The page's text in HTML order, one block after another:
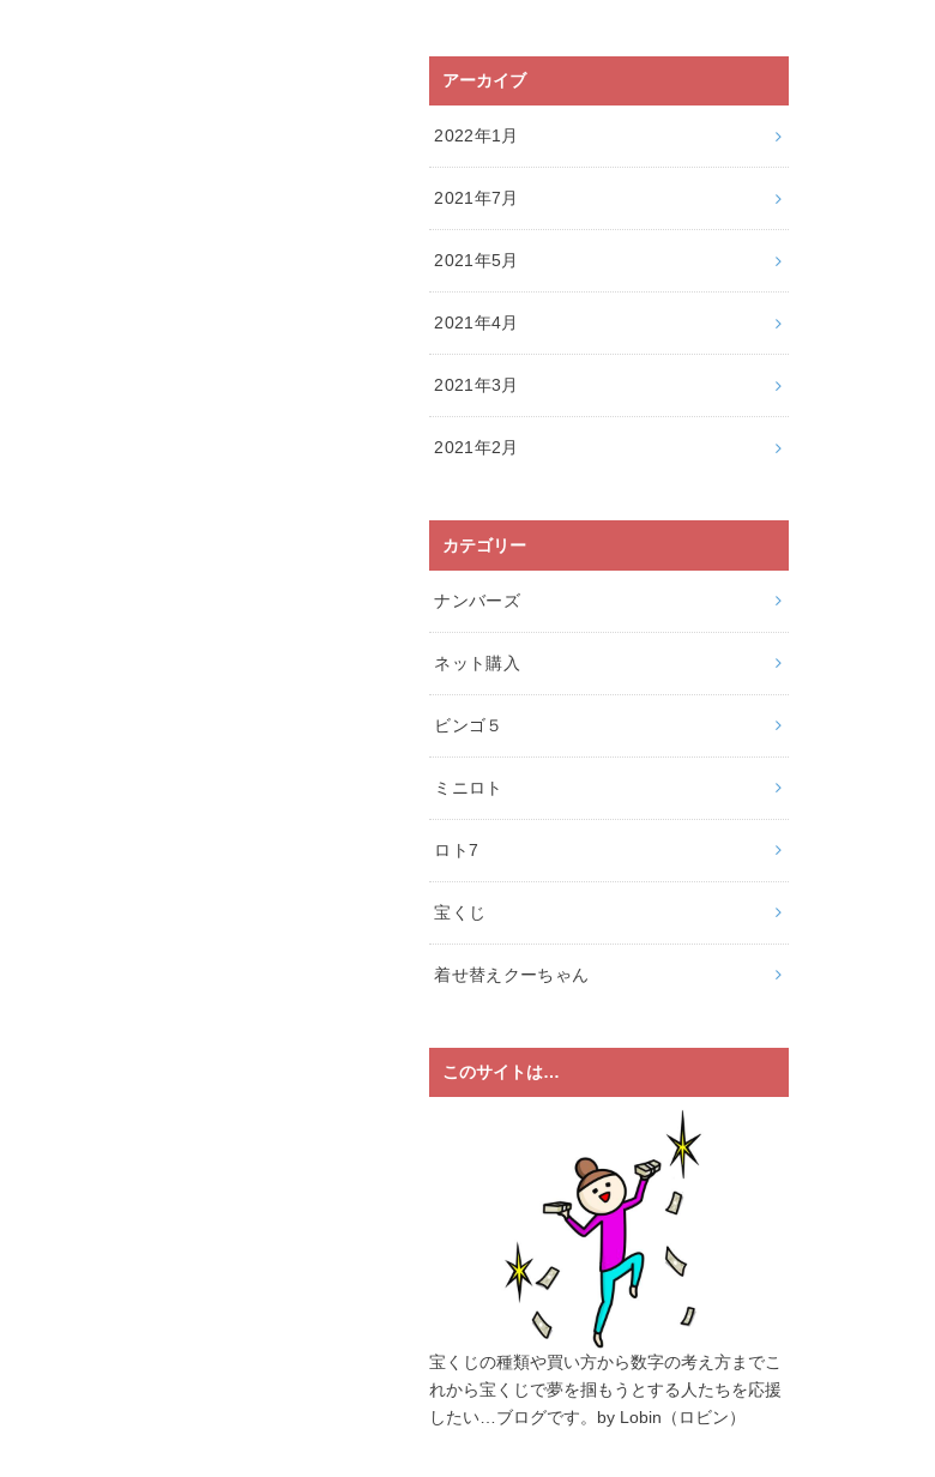
アーカイブ
2022年1月
2021年7月
2021年5月
2021年4月
2021年3月
2021年2月
カテゴリー
ナンバーズ
ネット購入
ビンゴ５
ミニロト
ロト7
宝くじ
着せ替えクーちゃん
このサイトは…
宝くじの種類や買い方から数字の考え方までこ
れから宝くじで夢を掴もうとする人たちを応援
したい…ブログです。by Lobin（ロビン）